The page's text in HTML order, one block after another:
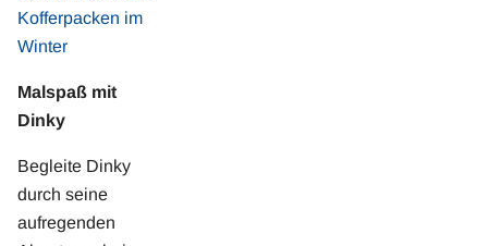
Kofferpacken im
Winter
Malspaß mit
Dinky
Begleite Dinky
durch seine
aufregenden